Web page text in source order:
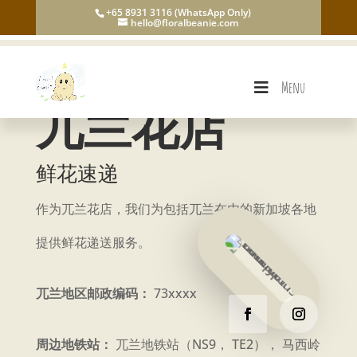
+65 8931 3116 (WhatsApp Only)
hello@floralbeanie.com
Menu
兀兰花店
鲜花速递
作为兀兰花店，我们为包括兀兰在内的新加坡各地
提供鲜花递送服务。
兀兰地区邮政编码： 73xxxx
周边地铁站： 兀兰地铁站（NS9， TE2）， 马西岭